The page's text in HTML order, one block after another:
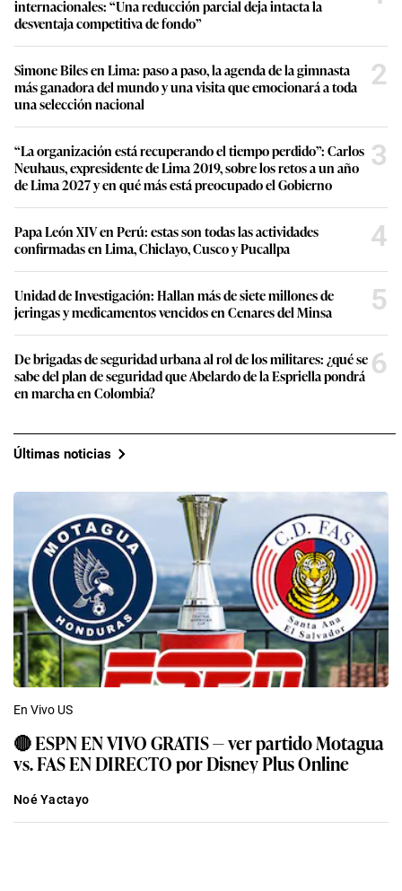
internacionales: “Una reducción parcial deja intacta la
desventaja competitiva de fondo”
Simone Biles en Lima: paso a paso, la agenda de la gimnasta
más ganadora del mundo y una visita que emocionará a toda
una selección nacional
2
“La organización está recuperando el tiempo perdido”: Carlos
Neuhaus, expresidente de Lima 2019, sobre los retos a un año
de Lima 2027 y en qué más está preocupado el Gobierno
3
Papa León XIV en Perú: estas son todas las actividades
confirmadas en Lima, Chiclayo, Cusco y Pucallpa
4
Unidad de Investigación: Hallan más de siete millones de
jeringas y medicamentos vencidos en Cenares del Minsa
5
De brigadas de seguridad urbana al rol de los militares: ¿qué se
sabe del plan de seguridad que Abelardo de la Espriella pondrá
en marcha en Colombia?
6
Últimas noticias
En Vivo US
🔴 ESPN EN VIVO GRATIS — ver partido Motagua
vs. FAS EN DIRECTO por Disney Plus Online
Noé Yactayo